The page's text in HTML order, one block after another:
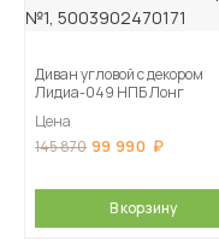
Диван угловой с декором
Лидиа-049 НПБ Лонг
Цена
145 870 99 990
В корзину